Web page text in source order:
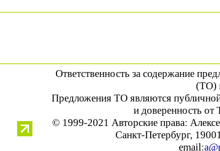
Ответственность за содержание
(ТО)
Предложения ТО являются
и доверенность от
© 1999-2021 Авторские права:
Санкт-Петербург,
email: